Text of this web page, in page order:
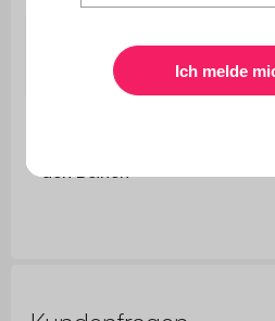
Höhe unter
der Platte